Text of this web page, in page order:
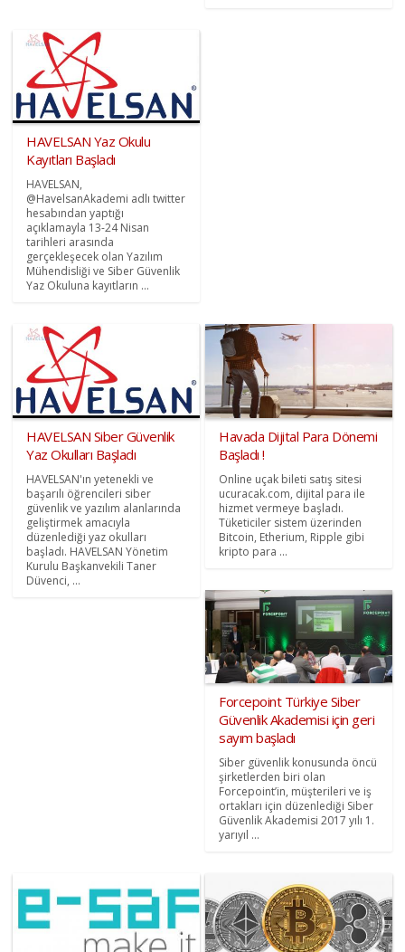
HAVELSAN Yaz Okulu
Kayıtları Başladı
HAVELSAN,
@HavelsanAkademi adlı twitter
hesabından yaptığı
açıklamayla 13-24 Nisan
tarihleri arasında
gerçekleşecek olan Yazılım
Mühendisliği ve Siber Güvenlik
Yaz Okuluna kayıtların ...
HAVELSAN Siber Güvenlik
Yaz Okulları Başladı
HAVELSAN'ın yetenekli ve
başarılı öğrencileri siber
güvenlik ve yazılım alanlarında
geliştirmek amacıyla
düzenlediği yaz okulları
başladı. HAVELSAN Yönetim
Kurulu Başkanvekili Taner
Düvenci, ...
Havada Dijital Para Dönemi
Başladı !
Online uçak bileti satış sitesi
ucuracak.com, dijital para ile
hizmet vermeye başladı.
Tüketiciler sistem üzerinden
Bitcoin, Etherium, Ripple gibi
kripto para ...
Forcepoint Türkiye Siber
Güvenlik Akademisi için geri
sayım başladı
Siber güvenlik konusunda öncü
şirketlerden biri olan
Forcepoint’in, müşterileri ve iş
ortakları için düzenlediği Siber
Güvenlik Akademisi 2017 yılı 1.
yarıyıl ...